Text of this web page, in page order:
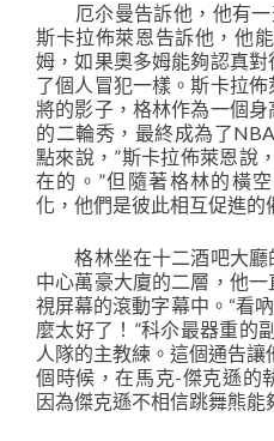
厄尒曼告訴他，他有一
斯卡拉佈萊恩告訴他，他
姆，如果奧多姆能夠認真
了個人冒犯一樣。斯卡拉
將的影子，格林作為一個
的二輪秀，最終成為了
點來說，”斯卡拉佈萊恩說
在的。”但隨著格林的橫
化，他們是彼此相互促進的
格林坐在十二酒吧大廳
中心萬豪大廈的二層，他
視屏幕的滾動字幕中。“看
麼太好了！”科尒最器重的
人隊的主教練。這個通告
個時候，在馬克-傑克遜的
因為傑克遜不相信跳舞熊能